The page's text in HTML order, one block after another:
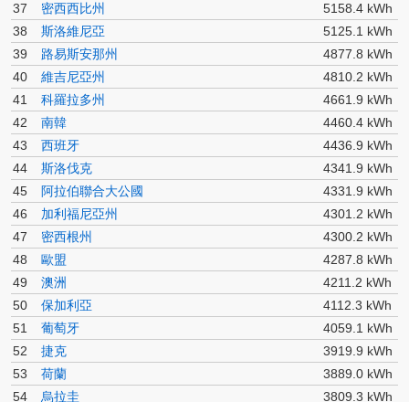
37
密西西比州
5158.4 kWh
38
斯洛維尼亞
5125.1 kWh
39
路易斯安那州
4877.8 kWh
40
維吉尼亞州
4810.2 kWh
41
科羅拉多州
4661.9 kWh
42
南韓
4460.4 kWh
43
西班牙
4436.9 kWh
44
斯洛伐克
4341.9 kWh
45
阿拉伯聯合大公國
4331.9 kWh
46
加利福尼亞州
4301.2 kWh
47
密西根州
4300.2 kWh
48
歐盟
4287.8 kWh
49
澳洲
4211.2 kWh
50
保加利亞
4112.3 kWh
51
葡萄牙
4059.1 kWh
52
捷克
3919.9 kWh
53
荷蘭
3889.0 kWh
54
烏拉圭
3809.3 kWh